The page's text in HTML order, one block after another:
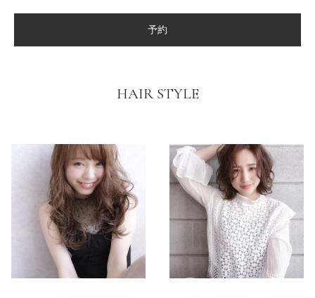
予約
HAIR STYLE